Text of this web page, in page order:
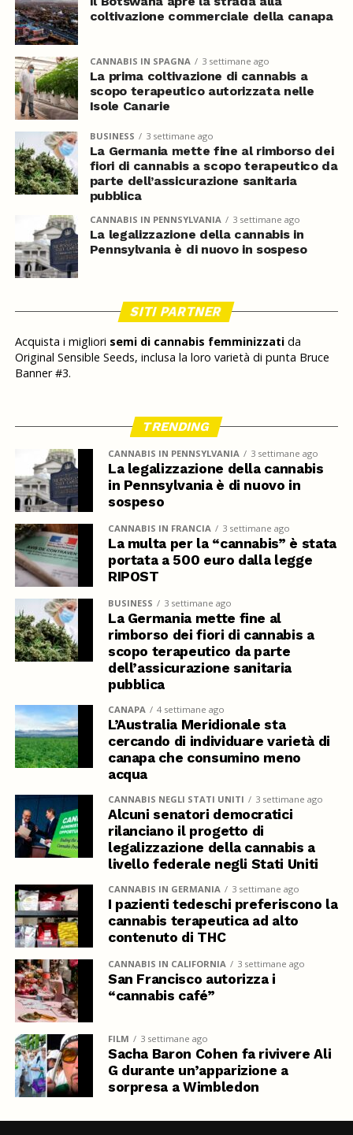
coltivazione commerciale della canapa
CANNABIS IN SPAGNA 3 settimane ago
La prima coltivazione di cannabis a
scopo terapeutico autorizzata nelle
Isole Canarie
BUSINESS 3 settimane ago
La Germania mette fine al rimborso dei
fiori di cannabis a scopo terapeutico da
parte dell’assicurazione sanitaria
pubblica
CANNABIS IN PENNSYLVANIA 3 settimane ago
La legalizzazione della cannabis in
Pennsylvania è di nuovo in sospeso
SITI PARTNER
Acquista i migliori semi di cannabis femminizzatida
Original Sensible Seeds, inclusa la loro varietà di punta Bruce
Banner #3.
TRENDING
CANNABIS IN PENNSYLVANIA 3 settimane ago
La legalizzazione della cannabis
in Pennsylvania è di nuovo in
sospeso
CANNABIS IN FRANCIA 3 settimane ago
La multa per la “cannabis” è stata
portata a 500 euro dalla legge
RIPOST
BUSINESS 3 settimane ago
La Germania mette fine al
rimborso dei fiori di cannabis a
scopo terapeutico da parte
dell’assicurazione sanitaria
pubblica
CANAPA 4 settimane ago
L’Australia Meridionale sta
cercando di individuare varietà di
canapa che consumino meno
acqua
CANNABIS NEGLI STATI UNITI 3 settimane ago
Alcuni senatori democratici
rilanciano il progetto di
legalizzazione della cannabis a
livello federale negli Stati Uniti
CANNABIS IN GERMANIA 3 settimane ago
I pazienti tedeschi preferiscono la
cannabis terapeutica ad alto
contenuto di THC
CANNABIS IN CALIFORNIA 3 settimane ago
San Francisco autorizza i
“cannabis café”
FILM 3 settimane ago
Sacha Baron Cohen fa rivivere Ali
G durante un’apparizione a
sorpresa a Wimbledon